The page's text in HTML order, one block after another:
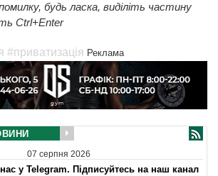
будь ласка, виділіть частину
Ctrl+Enter
#приватизація Реклама
07 серпня 2026
у Telegram. Підписуйтесь на наш канал